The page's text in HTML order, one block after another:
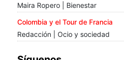
Maira Ropero | Bienestar
Colombia y el Tour de Francia
Redacción | Ocio y sociedad